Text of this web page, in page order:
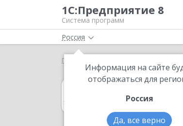
1С:Предприятие 8
Система программ
Россия
Информация на сайте
отображаться для
Россия
Да, все верно
Главная
1С:Архив
в